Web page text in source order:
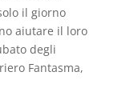
il giorno
aiutare il loro
degli
Fantasma,